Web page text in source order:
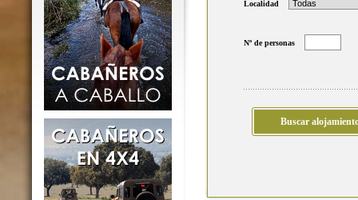
Localidad
Nº de personas